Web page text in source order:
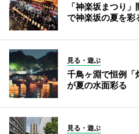
「神楽坂まつり
で神楽坂の夏を彩
見る・遊ぶ
千鳥ヶ淵で恒例
が夏の水面彩る
見る・遊ぶ